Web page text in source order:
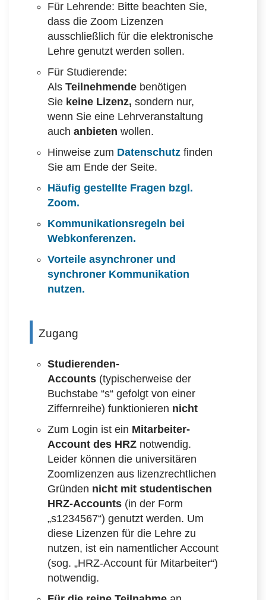
Für Lehrende: Bitte beachten Sie,
dass die Zoom Lizenzen
ausschließlich für die elektronische
Lehre genutzt werden sollen.
Für Studierende:
Als Teilnehmende benötigen
Sie keine Lizenz, sondern nur,
wenn Sie eine Lehrveranstaltung
auch anbieten wollen.
Hinweise zum Datenschutz finden
Sie am Ende der Seite.
Häufig gestellte Fragen bzgl.
Zoom.
Kommunikationsregeln bei
Webkonferenzen.
Vorteile asynchroner und
synchroner Kommunikation
nutzen.
Zugang
Studierenden-
Accounts (typischerweise der
Buchstabe “s“ gefolgt von einer
Ziffernreihe) funktionieren nicht
Zum Login ist ein Mitarbeiter-
Account des HRZ notwendig.
Leider können die universitären
Zoomlizenzen aus lizenzrechtlichen
Gründen nicht mit studentischen
HRZ-Accounts (in der Form
„s1234567“) genutzt werden. Um
diese Lizenzen für die Lehre zu
nutzen, ist ein namentlicher Account
(sog. „HRZ-Account für Mitarbeiter“)
notwendig.